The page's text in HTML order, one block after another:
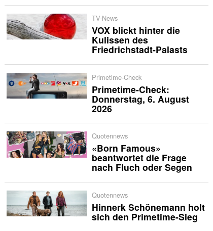
TV-News
VOX blickt hinter die
Kulissen des
Friedrichstadt-Palasts
Primetime-Check
Primetime-Check:
Donnerstag, 6. August
2026
Quotennews
«Born Famous»
beantwortet die Frage
nach Fluch oder Segen
Quotennews
Hinnerk Schönemann holt
sich den Primetime-Sieg